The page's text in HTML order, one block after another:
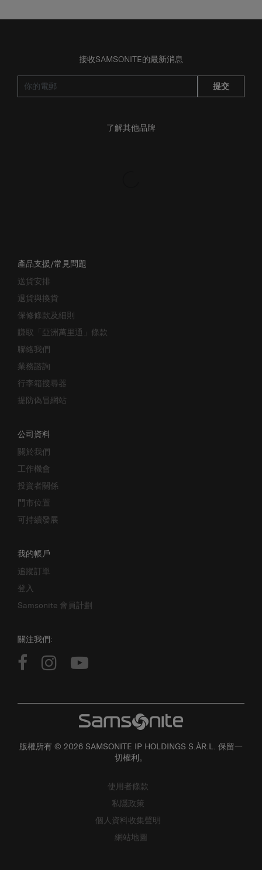
提交
送貨安排
退貨與換貨
保修條款及細則
賺取「亞洲萬里通」條款
聯絡我們
業務諮詢
行李箱搜尋器
關於我們
工作機會
投資者關係
門市位置
追蹤訂單
版權所有 © 2026 SAMSONITE IP HOLDINGS S.ÀR.L. 保留一
使用者條款
私隱政策
個人資料收集聲明